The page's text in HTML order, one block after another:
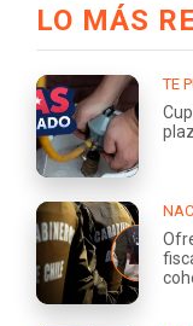
LO MÁS
TE